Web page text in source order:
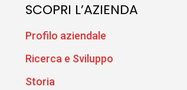
SCOPRI L’AZIENDA
Profilo aziendale
Ricerca e Sviluppo
Storia